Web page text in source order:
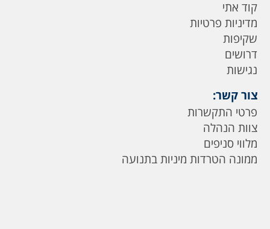
קוד אתי
מדיניות פרטיות
שקיפות
דרושים
נגישות
צור קשר:
פרטי התקשרות
צוות הנהלה
מלווי סניפים
ממונה הטרדות מיניות בתנועה